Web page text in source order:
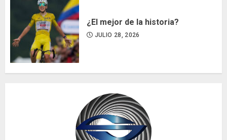
¿El mejor de la historia?
JULIO 28, 2026